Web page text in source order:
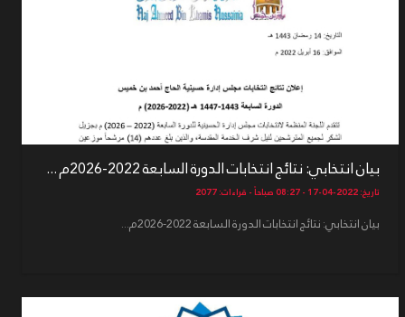
بيان انتخابي: نتائج انتخابات الدورة السابعة 2022-2026م ...
تاريخ: 2022-04-17 - 08:27 صباحاً - قراءات: 2077
بيان انتخابي: نتائج انتخابات الدورة السابعة 2022-2026م...